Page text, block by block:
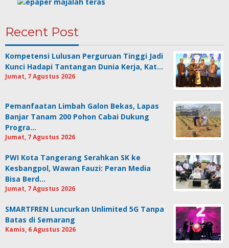
Recent Post
Kompetensi Lulusan Perguruan Tinggi Jadi
Kunci Hadapi Tantangan Dunia Kerja, Kat…
Jumat, 7 Agustus 2026
Pemanfaatan Limbah Galon Bekas, Lapas
Banjar Tanam 200 Pohon Cabai Dukung
Progra…
Jumat, 7 Agustus 2026
PWI Kota Tangerang Serahkan SK ke
Kesbangpol, Wawan Fauzi: Peran Media
Bisa Berd…
Jumat, 7 Agustus 2026
SMARTFREN Luncurkan Unlimited 5G Tanpa
Batas di Semarang
Kamis, 6 Agustus 2026